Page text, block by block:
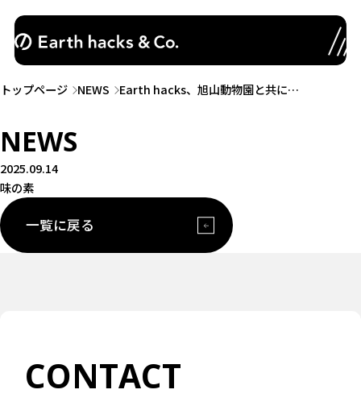
トップページ NEWS Earth hacks、旭山動物園と共に…
NEWS
2025.09.14
味の素
一覧に戻る
CONTACT